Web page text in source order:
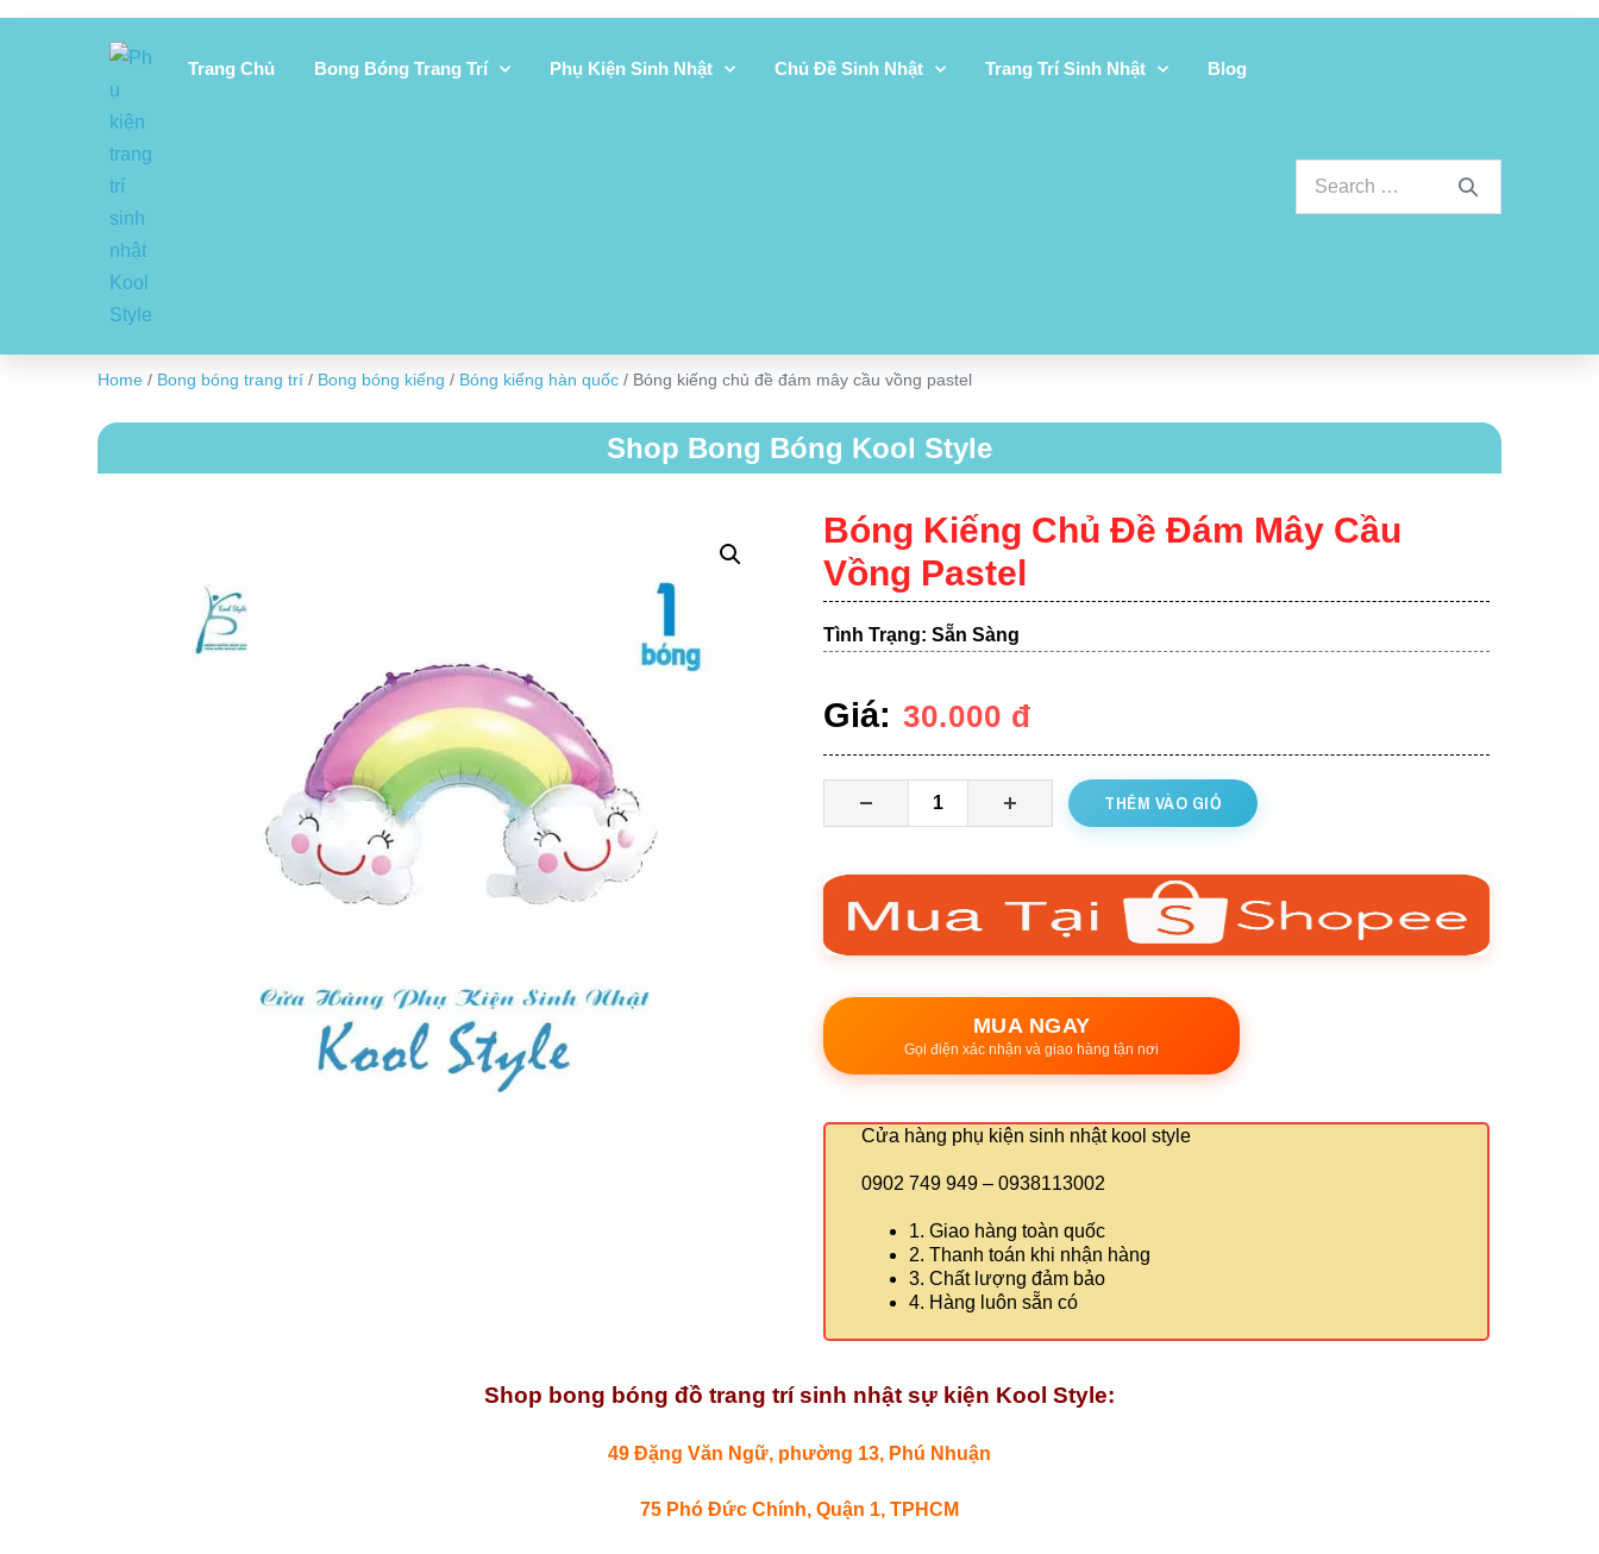
Trang Chủ Bong Bóng Trang Trí Phụ Kiện Sinh Nhật Chủ Đề Sinh Nhật Trang Trí Sinh Nhật Blog
Home / Bong bóng trang trí / Bong bóng kiếng / Bóng kiếng hàn quốc / Bóng kiếng chủ đề đám mây cầu vồng pastel
Shop Bong Bóng Kool Style
Bóng Kiếng Chủ Đề Đám Mây Cầu
Vồng Pastel
Tình Trạng: Sẵn Sàng
Giá: 30.000 đ
THÊM VÀO GIỎ
MUA NGAY
Gọi điện xác nhận và giao hàng tận nơi
Cửa hàng phụ kiện sinh nhật kool style
0902 749 949 – 0938113002
1. Giao hàng toàn quốc
2. Thanh toán khi nhận hàng
3. Chất lượng đảm bảo
4. Hàng luôn sẵn có
Shop bong bóng đồ trang trí sinh nhật sự kiện Kool Style:
49 Đặng Văn Ngữ, phường 13, Phú Nhuận
75 Phó Đức Chính, Quận 1, TPHCM